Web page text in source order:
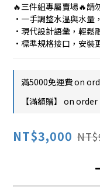
🔥三件組專屬賣場🔥請
•一手調整水溫與水量
•現代設計語彙，輕鬆
•標準規格接口，安裝
滿5000免運費 on
【滿額贈】 on order
NT$3,000